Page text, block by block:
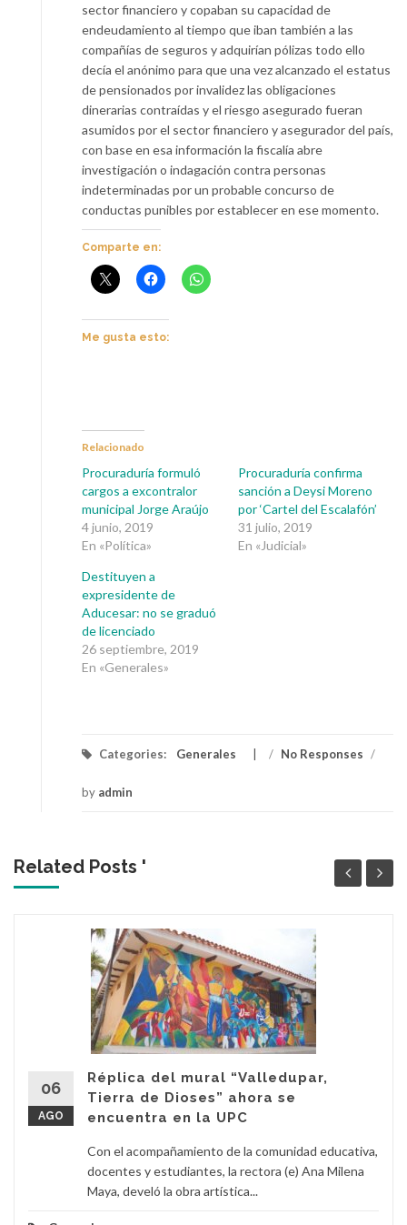
sector financiero y copaban su capacidad de
endeudamiento al tiempo que iban también a las
compañías de seguros y adquirían pólizas todo ello
decía el anónimo para que una vez alcanzado el estatus
de pensionados por invalidez las obligaciones
dinerarias contraídas y el riesgo asegurado fueran
asumidos por el sector financiero y asegurador del país,
con base en esa información la fiscalía abre
investigación o indagación contra personas
indeterminadas por un probable concurso de
conductas punibles por establecer en ese momento.
Comparte en:
Me gusta esto:
Relacionado
Procuraduría formuló
cargos a excontralor
municipal Jorge Araújo
4 junio, 2019
En «Política»
Procuraduría confirma
sanción a Deysi Moreno
por ‘Cartel del Escalafón’
31 julio, 2019
En «Judicial»
Destituyen a
expresidente de
Aducesar: no se graduó
de licenciado
26 septiembre, 2019
En «Generales»
Categories: Generales / No Responses /
by admin
Related Posts '
06
AGO
Réplica del mural “Valledupar,
Tierra de Dioses” ahora se
encuentra en la UPC
Con el acompañamiento de la comunidad educativa,
docentes y estudiantes, la rectora (e) Ana Milena
Maya, develó la obra artística...